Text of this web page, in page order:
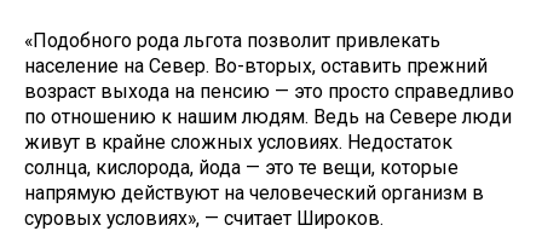
«Подобного рода льгота позволит привлекать
население на Север. Во-вторых, оставить прежний
возраст выхода на пенсию — это просто справедливо
по отношению к нашим людям. Ведь на Севере люди
живут в крайне сложных условиях. Недостаток
солнца, кислорода, йода — это те вещи, которые
напрямую действуют на человеческий организм в
суровых условиях», — считает Широков.